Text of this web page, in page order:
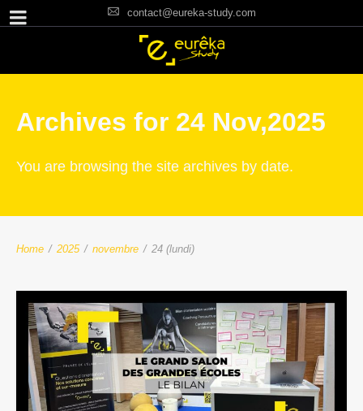
contact@eureka-study.com
Archives for 24 Nov,2025
You are browsing the site archives by date.
Home / 2025 / novembre / 24 (lundi)